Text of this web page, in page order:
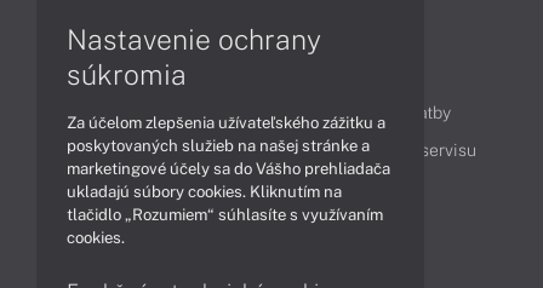
Ako nakupovať
Možnosti doručenia a platby
Podpora a servis
Servisné služby Cenník servisu
Kontakty
Nastavenie ochrany
súkromia
Za účelom zlepšenia užívateľského zážitku a
poskytovaných služieb na našej stránke a
marketingové účely sa do Vášho prehliadača
ukladajú súbory cookies. Kliknutím na
tlačidlo „Rozumiem“ súhlasíte s využívaním
cookies.